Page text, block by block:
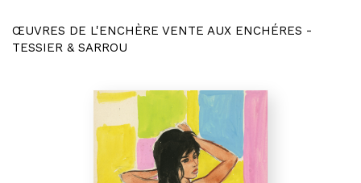
ŒUVRES DE L'ENCHÈRE VENTE AUX ENCHÉRES -
TESSIER & SARROU